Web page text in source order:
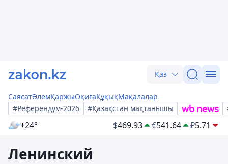
Қаз
СаясатӘлемҚаржыОқиғаҚұқықМақалалар
#Референдум-2026
#Қазақстан мақтанышы
+24° $469.93 €541.64 ₽5.71
Ленинский